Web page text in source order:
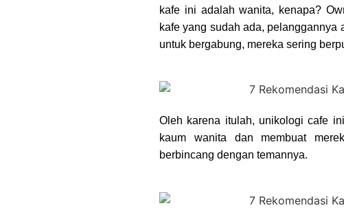
kafe ini adalah wanita, kenapa?
kafe yang sudah ada, pelanggannya
untuk bergabung, mereka sering
Oleh karena itulah, unikologi cafe
kaum wanita dan membuat
berbincang dengan temannya.